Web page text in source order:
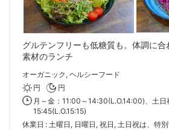
グルテンフリーも低糖質も。体調に
素材のランチ
オーガニック, ヘルシーフード
円
円
月～金：11:00～14:30(L.O.14:00)、土日
15:45(L.O.15:15)
休業日
土曜日, 日曜日, 祝日, 土日祝は、特別